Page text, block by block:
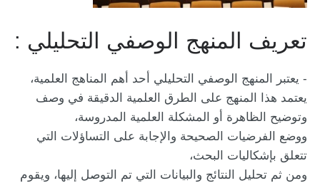
تعريف المنهج الوصفي التحليلي :
- يعتبر المنهج الوصفي التحليلي أحد أهم المناهج العلمية،
يعتمد هذا المنهج على الطرق العلمية الدقيقة في وصف
وتوضيح الظاهرة أو المشكلة العلمية المدروسة،
ووضع الفرضيات الصحيحة والإجابة على التساؤلات التي
تتعلق بإشكاليات البحث،
ومن ثم تحليل النتائج والبيانات التي تم التوصل إليها، ويقوم